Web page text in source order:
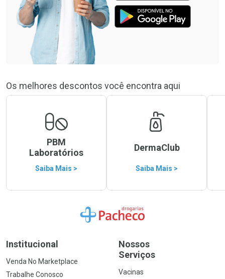
Os melhores descontos você encontra aqui
PBM
Laboratórios
Saiba Mais >
DermaClub
Saiba Mais >
Ir para a Home
Institucional
Venda No Marketplace
Trabalhe Conosco
Nossos
Serviços
Vacinas